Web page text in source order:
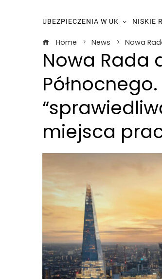
UBEZPIECZENIA W UK NISKIE
Home News Nowa
Nowa Rada
miejsca